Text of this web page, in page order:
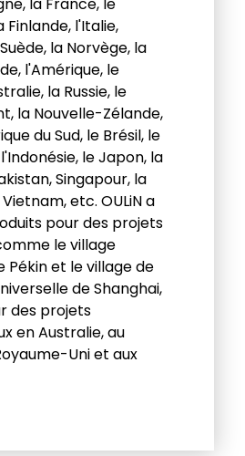
Finlande, l'Italie,
la Norvège, la
l'Amérique, le
la Russie, le
la Nouvelle-Zélande,
du Sud, le Brésil, le
le Japon, la
Singapour, la
etc. OULiN a
pour des projets
le village
Pékin et le village de
de Shanghai,
des projets
en Australie, au
Uni et aux